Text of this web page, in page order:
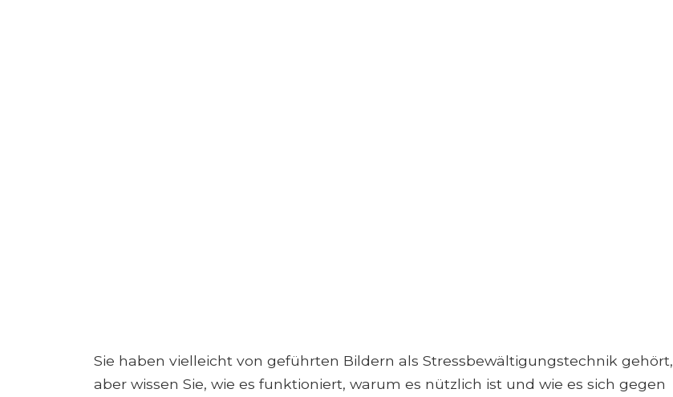
Sie haben vielleicht von geführten Bildern als Stressbewältigungstechnik gehört,
aber wissen Sie, wie es funktioniert, warum es nützlich ist und wie es sich gegen